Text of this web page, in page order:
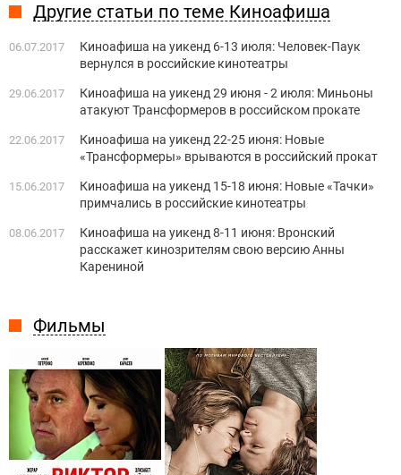
Фильмы
Другие статьи по теме Киноафиша
06.07.2017
Киноафиша на уикенд 6-13 июля: Человек-Паук
вернулся в российские кинотеатры
29.06.2017
Киноафиша на уикенд 29 июня - 2 июля: Миньоны
атакуют Трансформеров в российском прокате
22.06.2017
Киноафиша на уикенд 22-25 июня: Новые
«Трансформеры» врываются в российский прокат
15.06.2017
Киноафиша на уикенд 15-18 июня: Новые «Тачки»
примчались в российские кинотеатры
08.06.2017
Киноафиша на уикенд 8-11 июня: Вронский
расскажет кинозрителям свою версию Анны
Карениной